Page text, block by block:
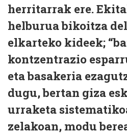
herritarrak ere.
helburua bikoitza
elkarteko kideek;
kontzentrazio
eta basakeria
dugu, bertan giza
urraketa
zelakoan, modu